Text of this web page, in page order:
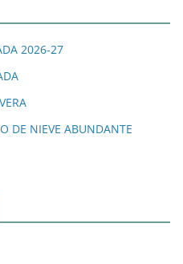
2026-27
DE NIEVE ABUNDANTE